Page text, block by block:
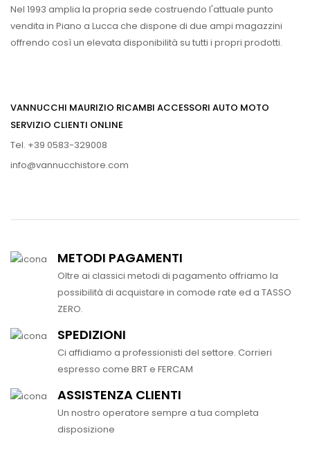
Nel 1993 amplia la propria sede costruendo l'attuale punto
vendita in Piano a Lucca che dispone di due ampi magazzini
offrendo così un elevata disponibilità su tutti i propri prodotti.
VANNUCCHI MAURIZIO RICAMBI ACCESSORI AUTO MOTO
SERVIZIO CLIENTI ONLINE
Tel. +39 0583-329008
info@vannucchistore.com
METODI PAGAMENTI
Oltre ai classici metodi di pagamento offriamo la
possibilità di acquistare in comode rate ed a TASSO
ZERO.
SPEDIZIONI
Ci affidiamo a professionisti del settore. Corrieri
espresso come BRT e FERCAM
ASSISTENZA CLIENTI
Un nostro operatore sempre a tua completa
disposizione